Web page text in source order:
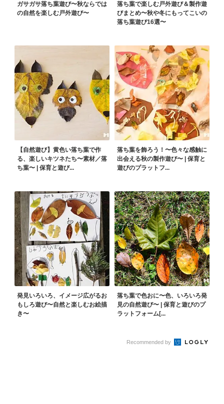
ガサガサ落ち葉遊び〜秋ならでは
の自然を楽しむ戸外遊び〜
落ち葉で楽しむ戸外遊び＆製作遊
びまとめ〜秋や冬にもってこいの
落ち葉遊び16選〜
【自然遊び】黄色い落ち葉で作
る、楽しいキツネたち〜素材／落
ち葉〜 | 保育と遊び...
落ち葉を飾ろう！〜色々な感触に
出会える秋の製作遊び〜 | 保育と
遊びのプラットフ...
発見いろいろ、イメージ広がるお
もしろ遊び〜自然と楽しむお絵描
き〜
落ち葉で色おに〜色、いろいろ発
見の自然遊び〜 | 保育と遊びのプ
ラットフォーム[...
Recommended by